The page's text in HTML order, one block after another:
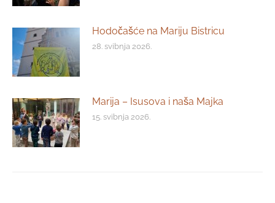
Hodočašće na Mariju Bistricu
28. svibnja 2026.
Marija – Isusova i naša Majka
15. svibnja 2026.